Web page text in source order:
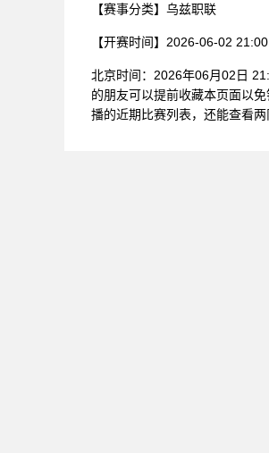
【赛事分类】 乌兹职联
【开赛时间】 2026-06-02
北京时间：2026年06月02日
的朋友可以提前收藏本页面以
播的近期比赛列表，还能查看